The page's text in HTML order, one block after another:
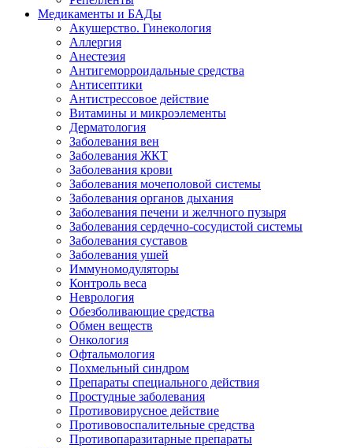
Медикаменты и БАДы
Акушерство. Гинекология
Аллергия
Анестезия
Антигеморроидальные средства
Антисептики
Антистрессовое действие
Витамины и микроэлементы
Дерматология
Заболевания вен
Заболевания ЖКТ
Заболевания крови
Заболевания мочеполовой системы
Заболевания органов дыхания
Заболевания печени и желчного пузыря
Заболевания сердечно-сосудистой системы
Заболевания суставов
Заболевания ушей
Иммуномодуляторы
Контроль веса
Неврология
Обезболивающие средства
Обмен веществ
Онкология
Офтальмология
Похмельный синдром
Препараты специального действия
Простудные заболевания
Противовирусное действие
Противовоспалительные средства
Противопаразитарные препараты